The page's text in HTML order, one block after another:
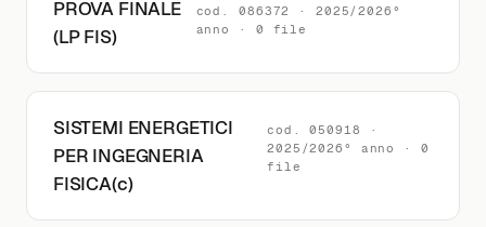
PROVA FINALE
(LP FIS)
cod. 086372 · 2025/2026°
anno · 0 file
SISTEMI ENERGETICI
PER INGEGNERIA
FISICA(c)
cod. 050918 ·
2025/2026° anno · 0
file